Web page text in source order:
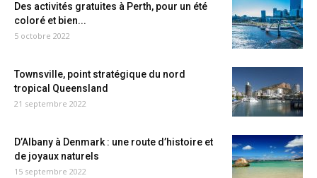
Des activités gratuites à Perth, pour un été
coloré et bien...
5 octobre 2022
Townsville, point stratégique du nord
tropical Queensland
21 septembre 2022
D’Albany à Denmark : une route d’histoire et
de joyaux naturels
15 septembre 2022